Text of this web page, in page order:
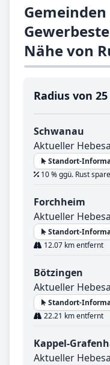
Nähe von
Radius von
Schwanau
Aktueller
Standort-
10 % ggü. Rust
Forchheim
Aktueller
Standort-
12.07 km entfernt
Bötzingen
Aktueller
Standort-
22.21 km entfernt
Kappel-
Aktueller